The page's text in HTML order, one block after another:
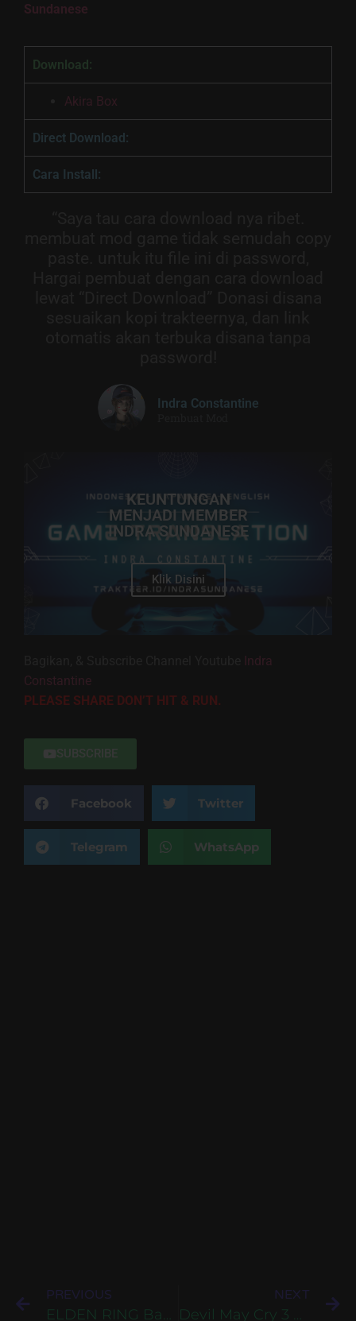
Sundanese
Download:
Akira Box
Direct Download:
Cara Install:
Indra Constantine
KEUNTUNGAN
MENJADI MEMBER
INDRA SUNDANESE
Klik Disini
Indra
Constantine
PLEASE SHARE DON’T HIT & RUN.
SUBSCRIBE
Facebook Twitter
Telegram WhatsApp
PREVIOUS
ELDEN RING Bahasa Indonesia Untuk PC
NEXT
Devil May Cry 3 Dante Awakening Bahasa Indonesia Untuk PS2